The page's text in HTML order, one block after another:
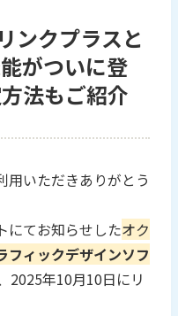
ンクプラスと
がついに登
法もご紹介
用いただきありがとう
にてお知らせしたオク
フィックデザインソフ
2025年10月10日にリ